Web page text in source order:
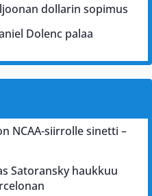
dollarin sopimus
Dolenc palaa
NCAA-siirrolle sinetti –
Satoransky haukkuu